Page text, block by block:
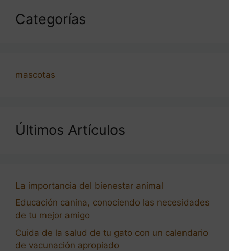
Categorías
mascotas
Últimos Artículos
La importancia del bienestar animal
Educación canina, conociendo las necesidades
de tu mejor amigo
Cuida de la salud de tu gato con un calendario
de vacunación apropiado